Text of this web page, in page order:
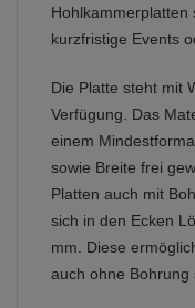
kurzfristige Events
Die Platte steht mit
Verfügung. Das
einem
sowie Breite frei
Platten auch mit
sich in den Ecken
mm. Diese
auch ohne Bohrung